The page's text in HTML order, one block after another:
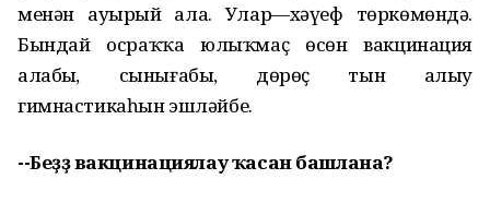
менән ауырый ала. Улар—хәүеф төркөмөндә.
Бындай осраҡҡа юлыҡмаҫ өсөн вакцинация
алабыҙ, сынығабыҙ, дөрөҫ тын алыу
гимнастикаһын эшләйбеҙ.
--Беҙҙә вакцинациялау ҡасан башлана?